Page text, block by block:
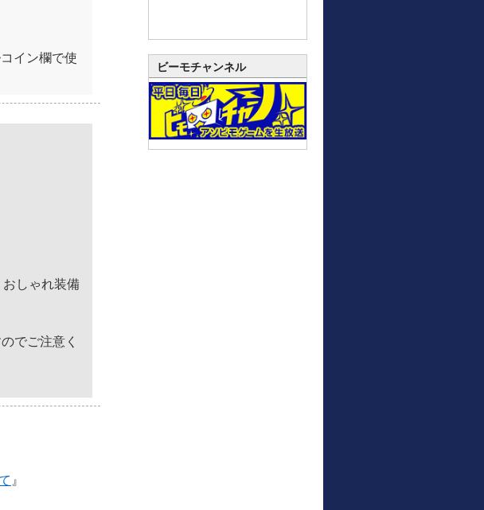
イン欄で使
しゃれ装備
でご注意く
』
ビーモチャンネル